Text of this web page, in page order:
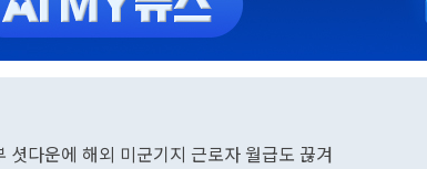
셧다운에 해외 미군기지 근로자 월급도 끊겨